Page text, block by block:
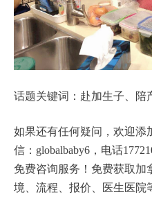
话题关键词：赴加生子、陪
如果还有任何疑问，欢迎添
信：globalbaby6，电话
免费咨询服务！免费获取加
境、流程、报价、医生医院